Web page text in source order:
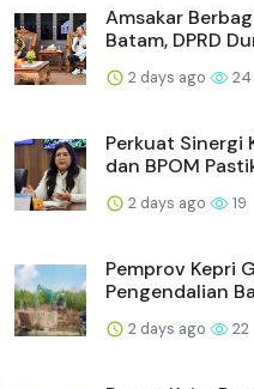
Amsakar
Batam, DPRD
2 days ago 24
Perkuat Sinergi
dan BPOM
2 days ago 19
Pemprov Kepri
Pengendalian
2 days ago 22